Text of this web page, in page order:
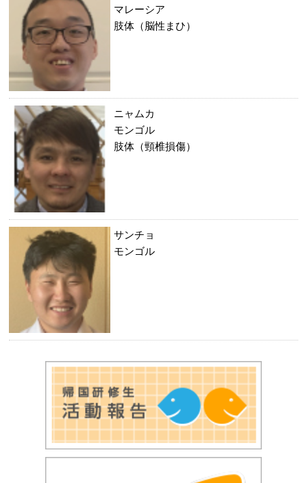
マレーシア
肢体（脳性まひ）
ニャムカ
モンゴル
肢体（頸椎損傷）
サンチョ
モンゴル